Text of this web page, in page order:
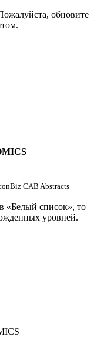
обновите
CAB Abstracts
«Белый список», то
уровней.